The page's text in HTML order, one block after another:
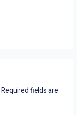
Required fields are